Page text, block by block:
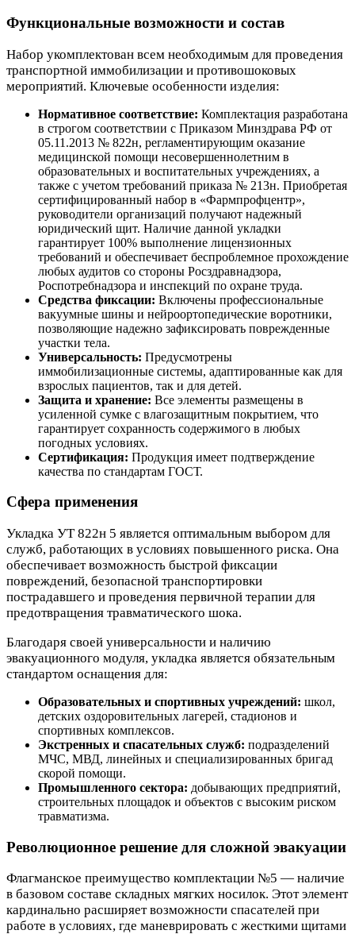
Функциональные возможности и состав
Набор укомплектован всем необходимым для проведения
транспортной иммобилизации и противошоковых
мероприятий. Ключевые особенности изделия:
Нормативное соответствие: Комплектация разработана
в строгом соответствии с Приказом Минздрава РФ от
05.11.2013 № 822н, регламентирующим оказание
медицинской помощи несовершеннолетним в
образовательных и воспитательных учреждениях, а
также с учетом требований приказа № 213н. Приобретая
сертифицированный набор в «Фармпрофцентр»,
руководители организаций получают надежный
юридический щит. Наличие данной укладки
гарантирует 100% выполнение лицензионных
требований и обеспечивает беспроблемное прохождение
любых аудитов со стороны Росздравнадзора,
Роспотребнадзора и инспекций по охране труда.
Средства фиксации: Включены профессиональные
вакуумные шины и нейроортопедические воротники,
позволяющие надежно зафиксировать поврежденные
участки тела.
Универсальность: Предусмотрены
иммобилизационные системы, адаптированные как для
взрослых пациентов, так и для детей.
Защита и хранение: Все элементы размещены в
усиленной сумке с влагозащитным покрытием, что
гарантирует сохранность содержимого в любых
погодных условиях.
Сертификация: Продукция имеет подтверждение
качества по стандартам ГОСТ.
Сфера применения
Укладка УТ 822н 5 является оптимальным выбором для
служб, работающих в условиях повышенного риска. Она
обеспечивает возможность быстрой фиксации
повреждений, безопасной транспортировки
пострадавшего и проведения первичной терапии для
предотвращения травматического шока.
Благодаря своей универсальности и наличию
эвакуационного модуля, укладка является обязательным
стандартом оснащения для:
Образовательных и спортивных учреждений: школ,
детских оздоровительных лагерей, стадионов и
спортивных комплексов.
Экстренных и спасательных служб: подразделений
МЧС, МВД, линейных и специализированных бригад
скорой помощи.
Промышленного сектора: добывающих предприятий,
строительных площадок и объектов с высоким риском
травматизма.
Революционное решение для сложной эвакуации
Флагманское преимущество комплектации №5 — наличие
в базовом составе складных мягких носилок. Этот элемент
кардинально расширяет возможности спасателей при
работе в условиях, где маневрировать с жесткими щитами